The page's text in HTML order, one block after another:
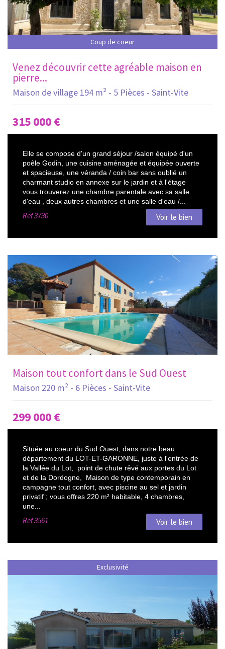
Coup de coeur
Venez découvrir cette agréable maison en
pierre...
Maison de village 194 m² - 5 Pièces - Saint-Vite
315 000 €
Elle se compose d'un grand séjour /salon équipé d'un
poêle Godin, une cuisine aménagée et équipée ouverte
et spacieuse, une véranda / coin bar sans oublié un
charmant studio en annexe sur le jardin et à l'étage
vous trouverez une chambre parentale avec sa salle
d'eau , deux autres chambres et une salle d'eau /...
Ref3730 Voir le bien
Maison tout confort dans le Sud Ouest
Maison 220 m² - 6 Pièces - Saint-Vite
299 000 €
Située au coeur du Sud Ouest, dans notre beau
département du LOT-ET-GARONNE, juste à l'entrée de
la Vallée du Lot, point de chute rêvé aux portes du Lot
et de la Dordogne, Maison de type contemporain en
campagne tout confort, avec piscine au sel et jardin
privatif ; vous offres 220 m² habitable, 4 chambres,
une...
Ref3561 Voir le bien
Exclusivité